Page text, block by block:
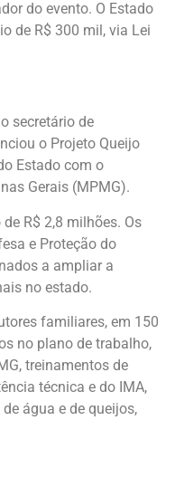
do evento. O Estado
de R$ 300 mil, via Lei
secretário de
o Projeto Queijo
Estado com o
Gerais (MPMG).
R$ 2,8 milhões. Os
e Proteção do
a ampliar a
no estado.
familiares, em 150
no plano de trabalho,
treinamentos de
técnica e do IMA,
água e de queijos,